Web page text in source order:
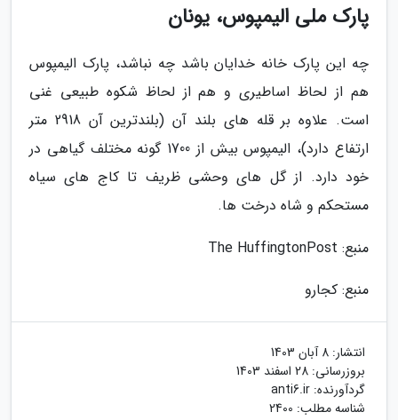
پارک ملی الیمپوس، یونان
چه این پارک خانه­ خدایان باشد چه نباشد، پارک الیمپوس
هم از لحاظ اساطیری و هم از لحاظ شکوه طبیعی غنی
است. علاوه بر قله­ های بلند آن (بلندترین آن 2918 متر
ارتفاع دارد)، الیمپوس بیش از 1700 گونه­ مختلف گیاهی در
خود دارد. از گل­ های وحشی ظریف تا کاج­ های سیاه
مستحکم و شاه ­درخت­ ها.
منبع: The HuffingtonPost
منبع: کجارو
انتشار: 8 آبان 1403
بروزرسانی: 28 اسفند 1403
گردآورنده: anti6.ir
شناسه مطلب: 2400